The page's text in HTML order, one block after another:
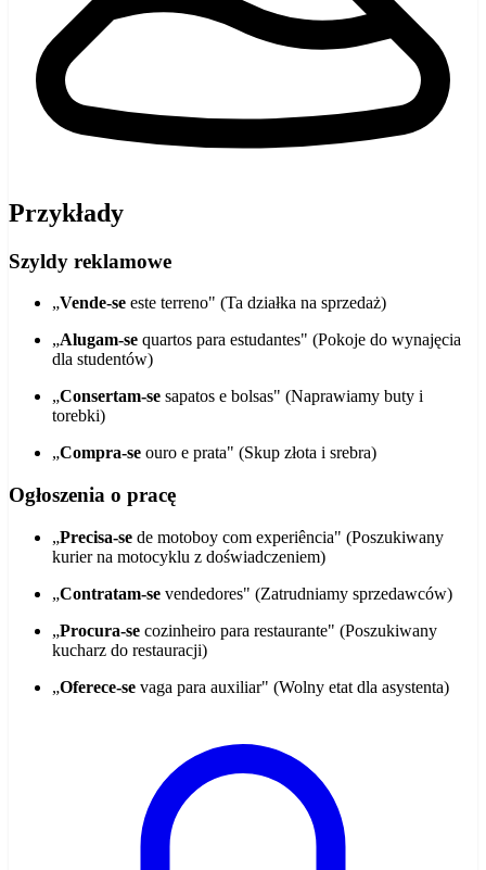
Przykłady
Szyldy reklamowe
„Vende-se este terreno" (Ta działka na sprzedaż)
„Alugam-se quartos para estudantes" (Pokoje do wynajęcia
dla studentów)
„Consertam-se sapatos e bolsas" (Naprawiamy buty i
torebki)
„Compra-se ouro e prata" (Skup złota i srebra)
Ogłoszenia o pracę
„Precisa-se de motoboy com experiência" (Poszukiwany
kurier na motocyklu z doświadczeniem)
„Contratam-se vendedores" (Zatrudniamy sprzedawców)
„Procura-se cozinheiro para restaurante" (Poszukiwany
kucharz do restauracji)
„Oferece-se vaga para auxiliar" (Wolny etat dla asystenta)